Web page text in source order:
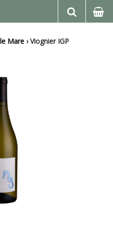
Mare ›Viognier IGP